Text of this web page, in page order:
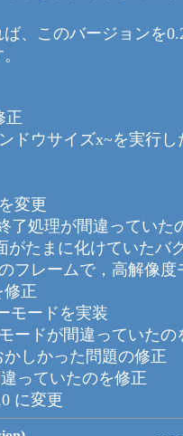
、このバージョンを
正
ドウサイズx~を実行し
変更
了処理が間違っていた
たまに化けていたバ
フレームで，高解像度
修正
モードを実装
ードが間違っていたの
しかった問題の修正
っていたのを修正
に変更